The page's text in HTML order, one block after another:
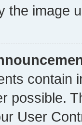
the image
contain
possible.
User